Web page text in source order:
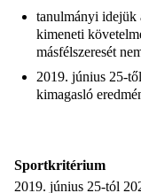
tanulmányi idejük
kimeneti
másfélszeresét
2019. június 25-
kimagasló
Sportkritérium
2019. június 25-tól